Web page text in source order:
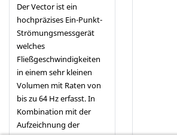
Der Vector ist ein
hochpräzises Ein-Punkt-
Strömungsmessgerät
welches
Fließgeschwindigkeiten
in einem sehr kleinen
Volumen mit Raten von
bis zu 64 Hz erfasst. In
Kombination mit der
Aufzeichnung der